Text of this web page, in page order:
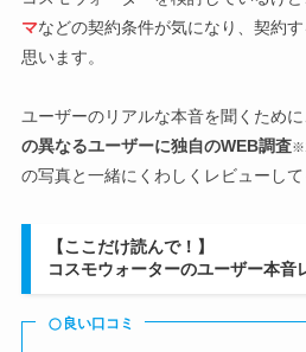
マなどの契約条件が気になり、契約
思います。
ユーザーのリアルな本音を聞くため
の異なるユーザーに独自のWEB調査
の写真と一緒にくわしくレビューして
【ここだけ読んで！】
コスモウォーターのユーザー本音
良い口コミ